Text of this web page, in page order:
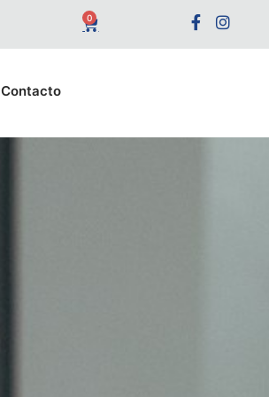
0
Contacto